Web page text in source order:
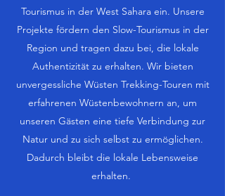
Tourismus in der West Sahara ein. Unsere
Projekte fördern den Slow-Tourismus in der
Region und tragen dazu bei, die lokale
Authentizität zu erhalten. Wir bieten
unvergessliche Wüsten Trekking-Touren mit
erfahrenen Wüstenbewohnern an, um
unseren Gästen eine tiefe Verbindung zur
Natur und zu sich selbst zu ermöglichen.
Dadurch bleibt die lokale Lebensweise
erhalten.